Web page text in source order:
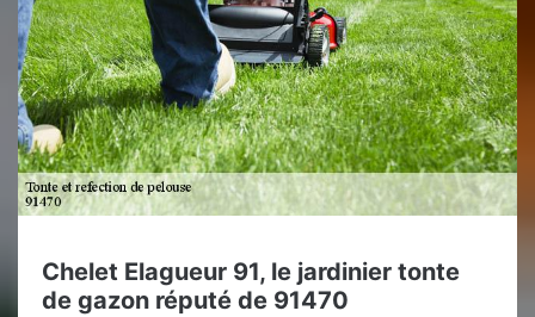
Chelet Elagueur 91, le jardinier tonte
de gazon réputé de 91470